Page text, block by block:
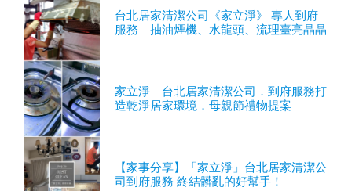
台北居家清潔公司《家立淨》 專人到府
服務 抽油煙機、水龍頭、流理臺亮晶晶
家立淨｜台北居家清潔公司．到府服務打
造乾淨居家環境．母親節禮物提案
【家事分享】「家立淨」台北居家清潔公
司到府服務 終結髒亂的好幫手！